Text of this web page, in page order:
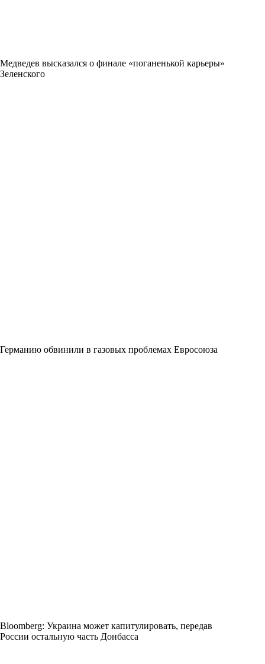
Медведев высказался о финале «поганенькой карьеры»
Зеленского
Германию обвинили в газовых проблемах Евросоюза
Bloomberg: Украина может капитулировать, передав
России остальную часть Донбасса